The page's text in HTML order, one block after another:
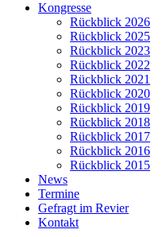
Kongresse
Rückblick 2026
Rückblick 2025
Rückblick 2023
Rückblick 2022
Rückblick 2021
Rückblick 2020
Rückblick 2019
Rückblick 2018
Rückblick 2017
Rückblick 2016
Rückblick 2015
News
Termine
Gefragt im Revier
Kontakt